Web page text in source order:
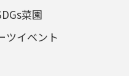
菜園
ツイベント